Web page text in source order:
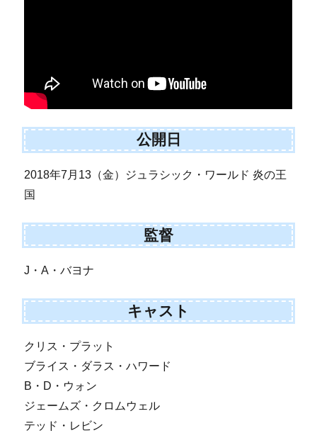
公開日
2018年7月13（金）ジュラシック・ワールド 炎の王
国
監督
J・A・バヨナ
キャスト
クリス・プラット
ブライス・ダラス・ハワード
B・D・ウォン
ジェームズ・クロムウェル
テッド・レビン